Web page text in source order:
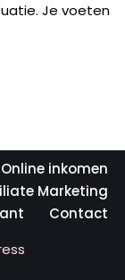
Je voeten
Online inkomen
Marketing
Contact